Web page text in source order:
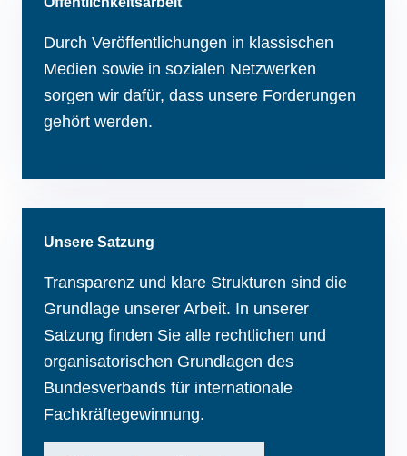
Durch Veröffentlichungen in klassischen
Medien sowie in sozialen Netzwerken
sorgen wir dafür, dass unsere Forderungen
gehört werden.
Unsere Satzung
Transparenz und klare Strukturen sind die
Grundlage unserer Arbeit. In unserer
Satzung finden Sie alle rechtlichen und
organisatorischen Grundlagen des
Bundesverbands für internationale
Fachkräftegewinnung.